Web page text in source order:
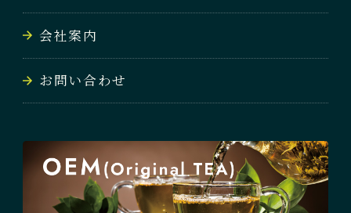
会社案内
お問い合わせ